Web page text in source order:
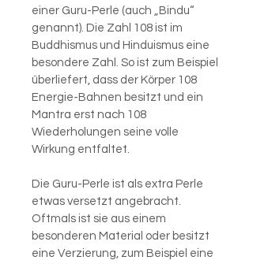
einer Guru-Perle (auch „Bindu“
genannt). Die Zahl 108 ist im
Buddhismus und Hinduismus eine
besondere Zahl. So ist zum Beispiel
überliefert, dass der Körper 108
Energie-Bahnen besitzt und ein
Mantra erst nach 108
Wiederholungen seine volle
Wirkung entfaltet.
Die Guru-Perle ist als extra Perle
etwas versetzt angebracht.
Oftmals ist sie aus einem
besonderen Material oder besitzt
eine Verzierung, zum Beispiel eine